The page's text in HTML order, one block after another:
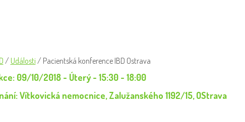
/ Události / Pacientská konference IBD Ostrava
09/10/2018 - Úterý - 15:30 - 18:00
Vítkovická nemocnice, Zalužanského 1192/15, OStrava